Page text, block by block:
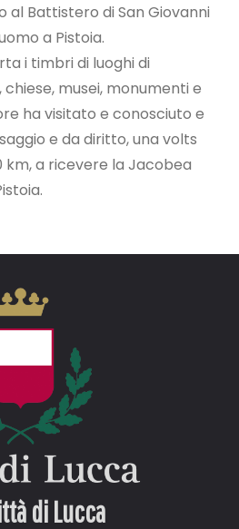
al Battistero di San Giovanni
a Pistoia.
i timbri di luoghi di
musei, monumenti e
ha visitato e conosciuto e
e da diritto, una volts
a ricevere la Jacobea
diLucca